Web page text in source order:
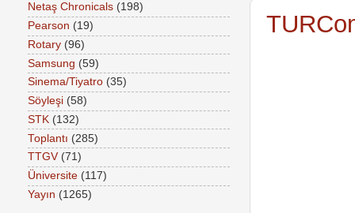
Netaş Chronicals (198)
Pearson (19)
Rotary (96)
Samsung (59)
Sinema/Tiyatro (35)
Söyleşi (58)
STK (132)
Toplantı (285)
TTGV (71)
Üniversite (117)
Yayın (1265)